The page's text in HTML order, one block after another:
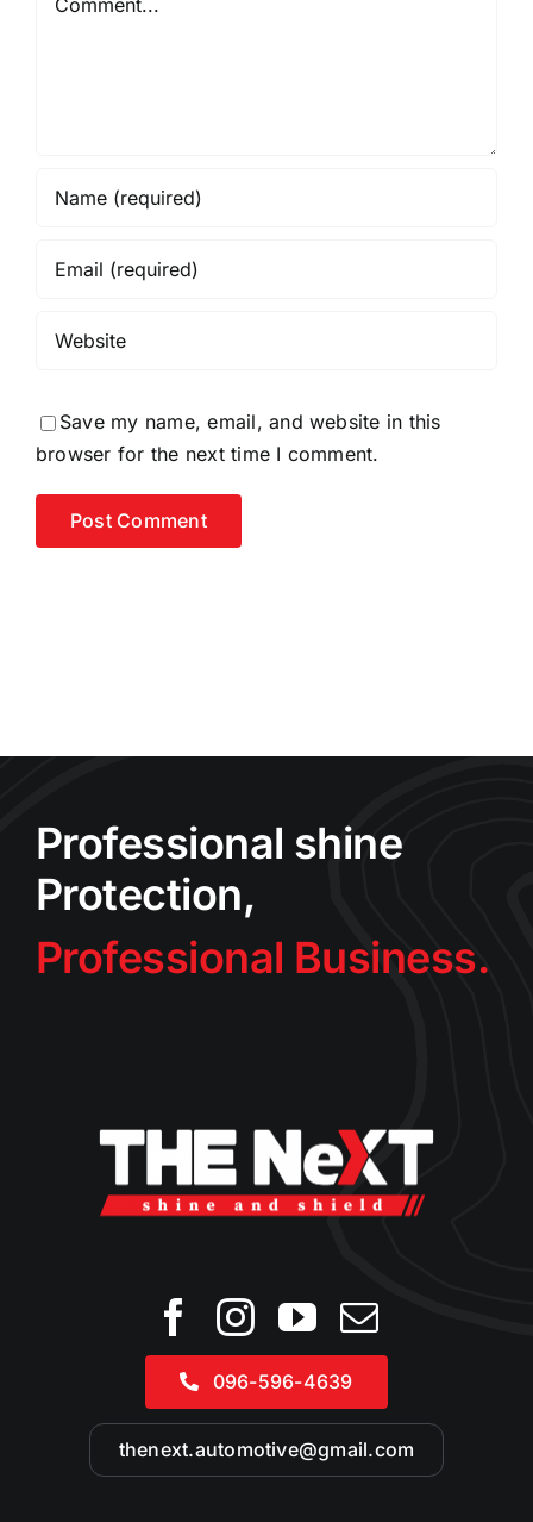
Save my name, email, and website in this
browser for the next time I comment.
Professional shine
Protection,
Professional Business.
096-596-4639
thenext.automotive@gmail.com